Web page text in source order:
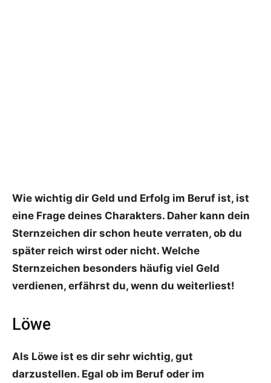
Wie wichtig dir Geld und Erfolg im Beruf ist, ist
eine Frage deines Charakters. Daher kann dein
Sternzeichen dir schon heute verraten, ob du
später reich wirst oder nicht. Welche
Sternzeichen besonders häufig viel Geld
verdienen, erfährst du, wenn du weiterliest!
Löwe
Als Löwe ist es dir sehr wichtig, gut
darzustellen. Egal ob im Beruf oder im